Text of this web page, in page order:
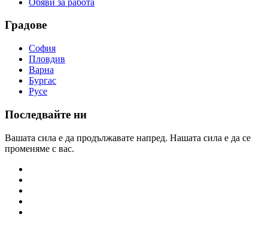
Градове
София
Пловдив
Варна
Бургас
Русе
Последвайте ни
Вашата сила е да продължавате напред. Нашата сила е да се
променяме с вас.